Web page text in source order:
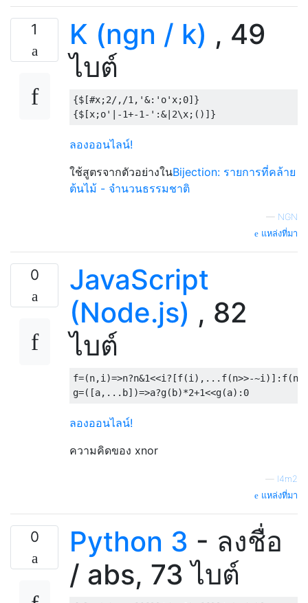
1 K (ngn / k) , 49
ไบต์
{$[#x;2/,/1,'&:'o'x;0]}
ลองออนไลน์!
ใช้สูตรจากตัวอย่างในBijection: รายการที่คล้าย
ต้นไม้ - จำนวนธรรมชาติ
— NGN
แหล่งที่มา
0
JavaScript
(Node.js) , 82
ไบต์
f=(n,i )=>n?n&1<<i ?[f(i ),... f(n>>-~i )]: f(n
g=([a,... b])=>a?g( b)*2+1<<g(a): 0
ลองออนไลน์!
ความคิดของ xnor
l4m2
แหล่งที่มา
0 Python 3 - ลงชื่อ
/ abs, 73 ไบต์